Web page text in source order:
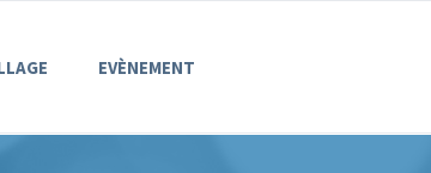
EVÈNEMENT